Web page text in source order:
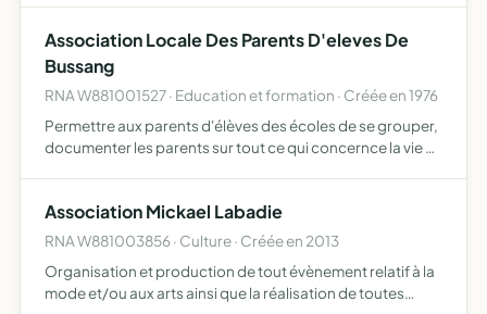
Association Locale Des Parents D'eleves De
Bussang
RNA W881001527 · Education et formation · Créée en 1976
Permettre aux parents d'élèves des écoles de se grouper,
documenter les parents sur tout ce qui concernce la vie et
Association Mickael Labadie
RNA W881003856 · Culture · Créée en 2013
Organisation et production de tout évènement relatif à la
mode et/ou aux arts ainsi que la réalisation de toutes